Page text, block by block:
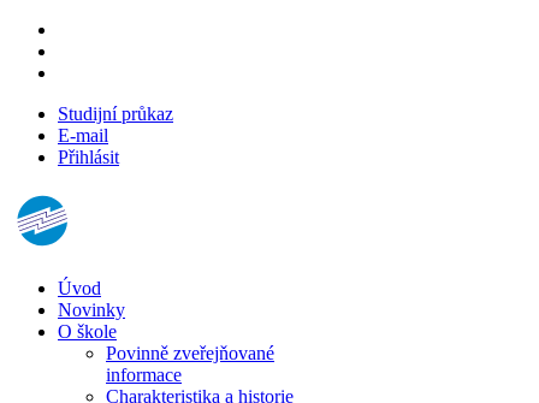
Studijní průkaz
E-mail
Přihlásit
Úvod
Novinky
O škole
Povinně zveřejňované
informace
Charakteristika a historie